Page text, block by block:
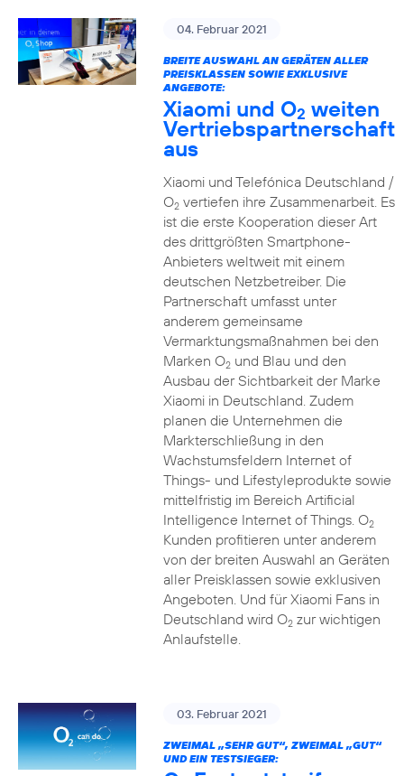
04. Februar 2021
BREITE AUSWAHL AN GERÄTEN ALLER
PREISKLASSEN SOWIE EXKLUSIVE
ANGEBOTE:
Xiaomi und O2 weiten
Vertriebspartnerschaft
aus
Xiaomi und Telefónica Deutschland /
O2vertiefen ihre Zusammenarbeit. Es
ist die erste Kooperation dieser Art
des drittgrößten Smartphone-
Anbieters weltweit mit einem
deutschen Netzbetreiber. Die
Partnerschaft umfasst unter
anderem gemeinsame
Vermarktungsmaßnahmen bei den
Marken O2und Blau und den
Ausbau der Sichtbarkeit der Marke
Xiaomi in Deutschland. Zudem
planen die Unternehmen die
Markterschließung in den
Wachstumsfeldern Internet of
Things- und Lifestyleprodukte sowie
mittelfristig im Bereich Artificial
Intelligence Internet of Things. O2
Kunden profitieren unter anderem
von der breiten Auswahl an Geräten
aller Preisklassen sowie exklusiven
Angeboten. Und für Xiaomi Fans in
Deutschland wird O2zur wichtigen
Anlaufstelle.
03. Februar 2021
ZWEIMAL „SEHR GUT“, ZWEIMAL „GUT“
UND EIN TESTSIEGER: